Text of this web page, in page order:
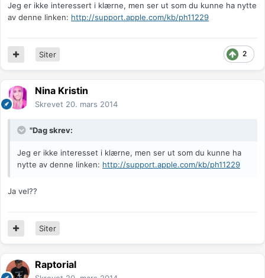
Jeg er ikke interessert i klærne, men ser ut som du kunne ha nytte
av denne linken: http://support.apple.com/kb/ph11229
2
Siter
Nina Kristin
Skrevet 20. mars 2014
"Dag skrev:
Jeg er ikke interesset i klærne, men ser ut som du kunne ha
nytte av denne linken: http://support.apple.com/kb/ph11229
Ja vel??
Siter
Raptorial